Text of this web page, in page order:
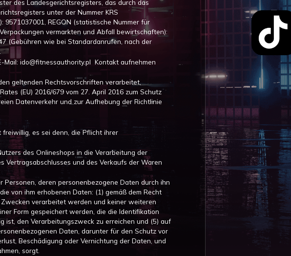
des Landesgerichtsregisters, das durch das
unter der Nummer KRS
REGON (statistische Nummer für
vermarkten und Abfall bewirtschaften):
(Gebühren wie bei Standardanrufen, nach der
ido@fitnessauthority.pl Kontakt aufnehmen
geltenden Rechtsvorschriften verarbeitet,
(EU) 2016/679 vom 27. April 2016 zum Schutz
Datenverkehr und zur Aufhebung der Richtlinie
es sei denn, die Pflicht ihrer
des Onlineshops in die Verarbeitung der
Vertragsabschlusses und des Verkaufs der Waren
deren personenbezogene Daten durch ihn
von ihm erhobenen Daten: (1) gemäß dem Recht
verarbeitet werden und keiner weiteren
Form gespeichert werden, die die Identifikation
ist, den Verarbeitungszweck zu erreichen und (5) auf
Daten, darunter für den Schutz vor
Beschädigung oder Vernichtung der Daten, und
sorgt.